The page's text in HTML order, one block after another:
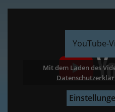
YouTube-
Mit dem Laden des